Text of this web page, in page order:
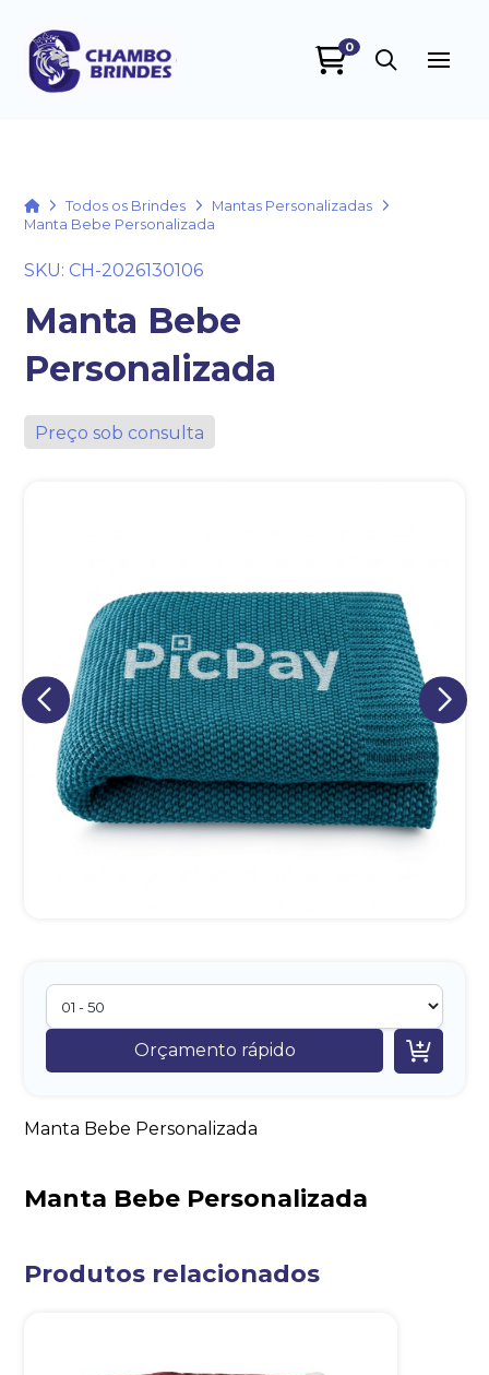
0
HomeTodos os Brindes
Mantas Personalizadas
Manta Bebe Personalizada
SKU: CH-2026130106
Manta Bebe
Personalizada
Preço sob consulta
Orçamento rápido 
Manta Bebe Personalizada
Manta Bebe Personalizada
Produtos relacionados
+55
A nossa empresa está comprometida a proteger e respeitar
sua privacidade, utilizaremos seus dados apenas para fins
de marketing. Você pode alterar suas preferências a
qualquer momento.
Iniciar conversa